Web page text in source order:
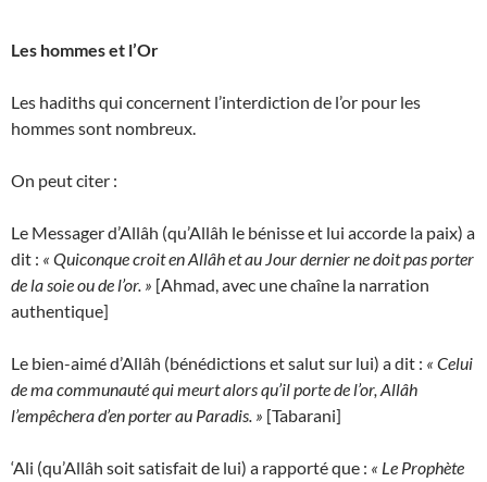
Les hommes et l’Or
Les hadiths qui concernent l’interdiction de l’or pour les
hommes sont nombreux.
On peut citer :
Le Messager d’Allâh (qu’Allâh le bénisse et lui accorde la paix) a
dit : « Quiconque croit en Allâh et au Jour dernier ne doit pas porter
de la soie ou de l’or. » [Ahmad, avec une chaîne la narration
authentique]
Le bien-aimé d’Allâh (bénédictions et salut sur lui) a dit : « Celui
de ma communauté qui meurt alors qu’il porte de l’or, Allâh
l’empêchera d’en porter au Paradis. » [Tabarani]
‘Ali (qu’Allâh soit satisfait de lui) a rapporté que : « Le Prophète